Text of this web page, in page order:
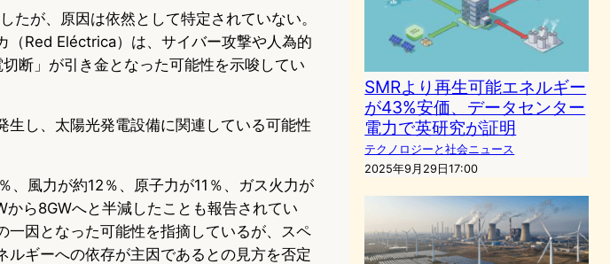
が、原因は依然として特定されていない。
（Red Eléctrica）は、サイバー攻撃や人為的
断」が引き金となった可能性を示唆してい
し、太陽光発電設備に関連している可能性
風力が約12％、原子力が11％、ガス火力が
ら8GWへと半減したことも報告されてい
一因となった可能性を指摘しているが、スペ
ギーへの依存が主因であるとの見方を否定
SMRより再生可能エネルギー
が43%安価、データセンター
電力で英研究が証明
テクノロジーと社会ニュース
2025年9月29日17:00